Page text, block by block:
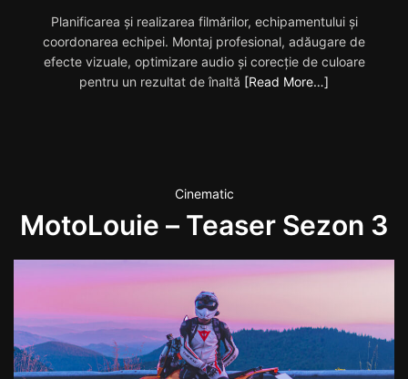
Planificarea și realizarea filmărilor, echipamentului și
coordonarea echipei. Montaj profesional, adăugare de
efecte vizuale, optimizare audio și corecție de culoare
pentru un rezultat de înaltă [Read More…]
Cinematic
MotoLouie – Teaser Sezon 3